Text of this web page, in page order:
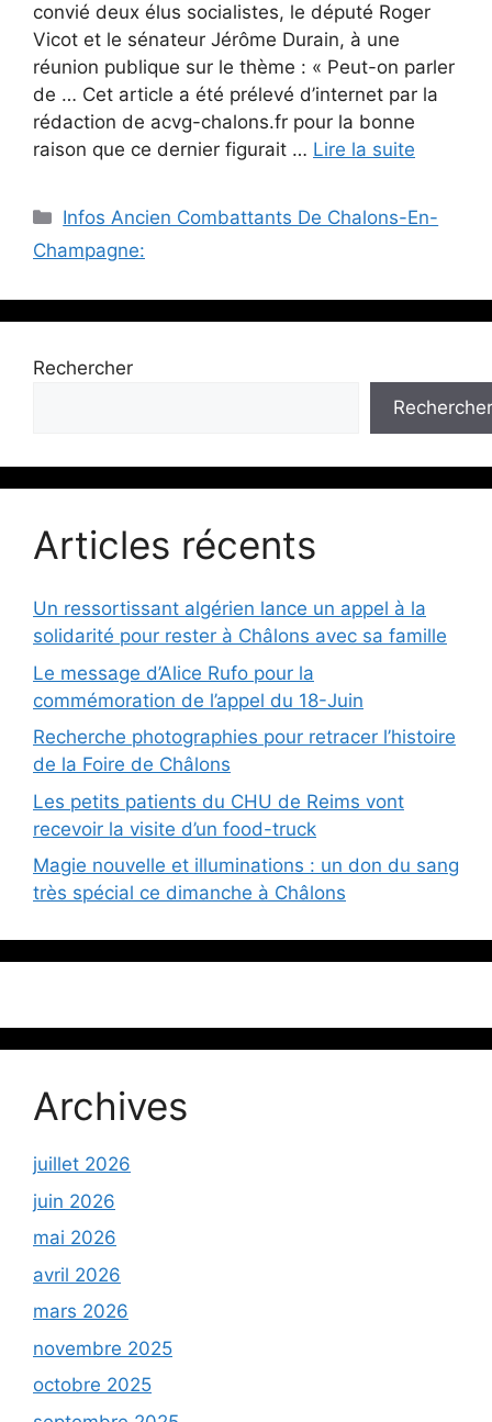
convié deux élus socialistes, le député Roger
Vicot et le sénateur Jérôme Durain, à une
réunion publique sur le thème : « Peut-on parler
de … Cet article a été prélevé d’internet par la
rédaction de acvg-chalons.fr pour la bonne
raison que ce dernier figurait … Lire la suite
Catégories
Infos Ancien Combattants De Chalons-En-
Champagne:
Rechercher
Rechercher
Articles récents
Un ressortissant algérien lance un appel à la
solidarité pour rester à Châlons avec sa famille
Le message d’Alice Rufo pour la
commémoration de l’appel du 18-Juin
Recherche photographies pour retracer l’histoire
de la Foire de Châlons
Les petits patients du CHU de Reims vont
recevoir la visite d’un food-truck
Magie nouvelle et illuminations : un don du sang
très spécial ce dimanche à Châlons
Archives
juillet 2026
juin 2026
mai 2026
avril 2026
mars 2026
novembre 2025
octobre 2025